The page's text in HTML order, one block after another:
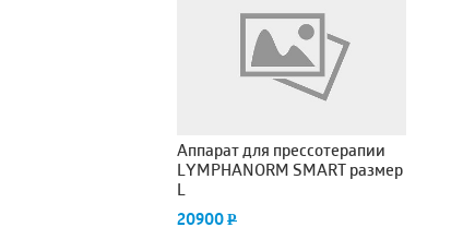
Аппарат для прессотерапии
LYMPHANORM SMART размер
L
20900 P